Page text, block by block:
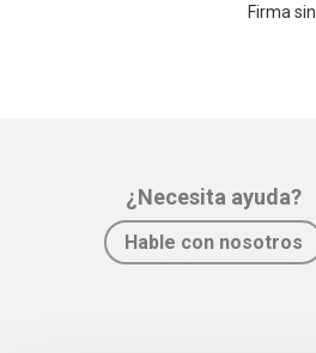
Firma
¿Necesita ayuda?
Hable con nosotros